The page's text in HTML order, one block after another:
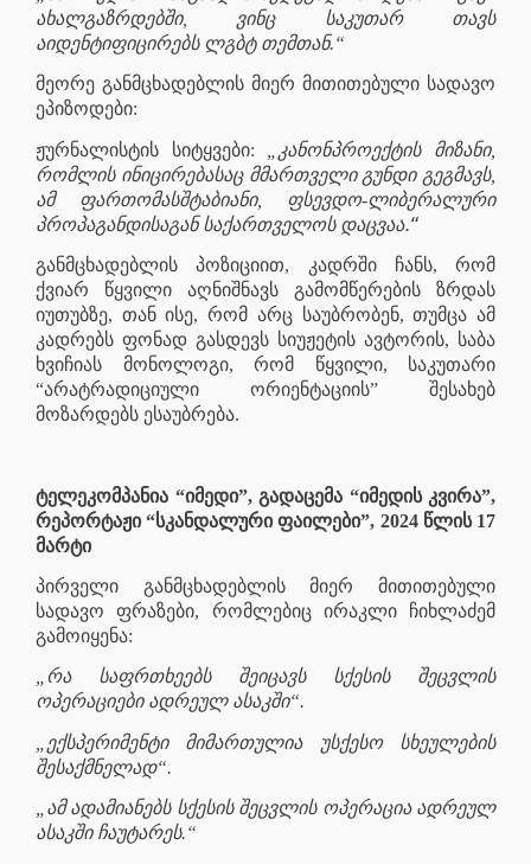
ახალგაზრდებში, ვინც საკუთარ თავს
აიდენტიფიცირებს ლგბტ თემთან.“
მეორე განმცხადებლის მიერ მითითებული სადავო
ეპიზოდები:
ჟურნალისტის სიტყვები:
„კანონპროექტის მიზანი,
რომლის ინიცირებასაც მმართველი გუნდი გეგმავს,
ამ ფართომასშტაბიანი, ფსევდო-ლიბერალური
პროპაგანდისაგან საქართველოს დაცვაა.“
განმცხადებლის პოზიციით, კადრში ჩანს, რომ
ქვიარ წყვილი აღნიშნავს გამომწერების ზრდას
იუთუბზე, თან ისე, რომ არც საუბრობენ, თუმცა ამ
კადრებს ფონად გასდევს სიუჟეტის ავტორის, საბა
ხვიჩიას მონოლოგი, რომ წყვილი, საკუთარი
“არატრადიციული ორიენტაციის” შესახებ
მოზარდებს ესაუბრება.
ტელეკომპანია “იმედი”, გადაცემა “იმედის კვირა”,
რეპორტაჟი “სკანდალური ფაილები”, 2024 წლის 17
მარტი
პირველი განმცხადებლის მიერ მითითებული
სადავო ფრაზები, რომლებიც ირაკლი ჩიხლაძემ
გამოიყენა:
„რა საფრთხეებს შეიცავს სქესის შეცვლის
ოპერაციები ადრეულ ასაკში“.
„ექსპერიმენტი მიმართულია უსქესო სხეულების
შესაქმნელად“.
„ამ ადამიანებს სქესის შეცვლის ოპერაცია ადრეულ
ასაკში ჩაუტარეს.“